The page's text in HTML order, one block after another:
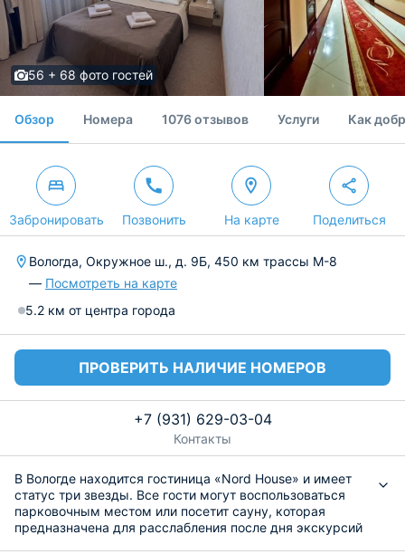
56 + 68 фото гостей
Обзор Номера 1076 отзывов Услуги Как
Забронировать Позвонить На карте Поделиться
Вологда, Окружное ш., д. 9Б, 450 км трассы М-8
— Посмотреть на карте
5.2 км от центра города
ПРОВЕРИТЬ НАЛИЧИЕ НОМЕРОВ
+7 (931) 629-03-04
Контакты
В Вологде находится гостиница «Nord House» и имеет
статус три звезды. Все гости могут воспользоваться
парковочным местом или посетит сауну, которая
предназначена для расслабления после дня экскурсий